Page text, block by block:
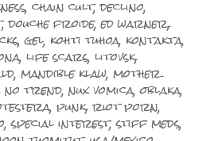
,chain cult,declino,
,douche froide,ed warner,
,gel, kohti tuhoa, kontakta,
,life scars,litovsk,
,mandible klaw,mother
no trend,nux vomica,oblaka,
,punk,riot porn,
,special interest,stiff meds,